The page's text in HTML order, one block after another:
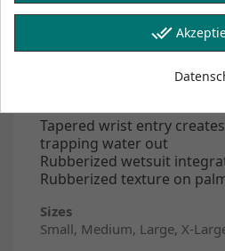
Sustainable, durable
Pre-curve design
dries fast
Tapered wrist entry
trapping water out
Rubberized wetsuit
Rubberized texture on
Sizes
Small, Medium, Large, X-
done_all